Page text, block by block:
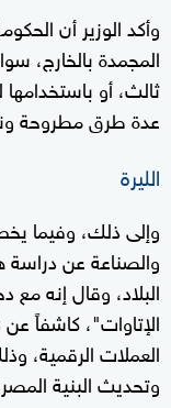
وأكد الوزير أن
المجمدة بالخارج،
ثالث، أو
عدة طرق مطروحة
الليرة
وإلى ذلك، وفيما
والصناعة عن دراسة
البلاد، وقال إنه
الإتاوات"، كاشفاً
العملات الرقمية،
وتحديث البنية